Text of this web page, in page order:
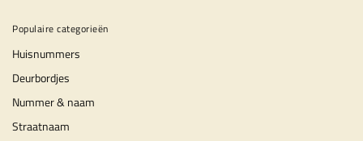
Populaire categorieën
Huisnummers
Deurbordjes
Nummer & naam
Straatnaam